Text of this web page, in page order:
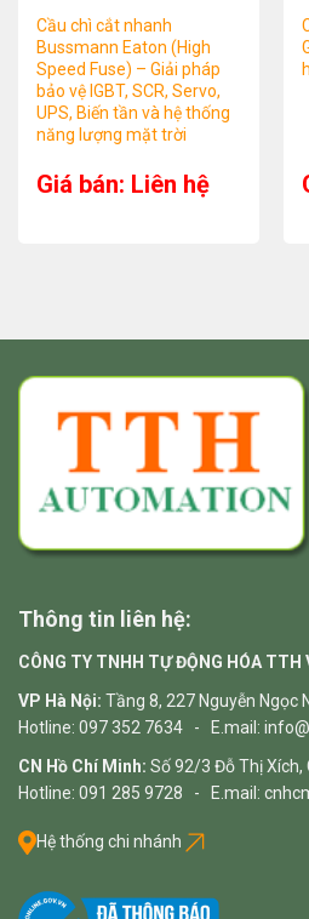
Cầu chì cắt nhanh
Bussmann Eaton (High
Speed Fuse) – Giải pháp
bảo vệ IGBT, SCR, Servo,
UPS, Biến tần và hệ thống
năng lượng mặt trời
Giá bán: Liên hệ
Thông tin liên hệ:
CÔNG TY TNHH TỰ ĐỘNG HÓA TTH
VP Hà Nội: Tầng 8, 227 Nguyễn Ngọc
Hotline: 097 352 7634 - E.mail:
CN Hồ Chí Minh: Số 92/3 Đỗ Thị Xích,
Hotline: 091 285 9728 - E.mail:
Hệ thống chi nhánh